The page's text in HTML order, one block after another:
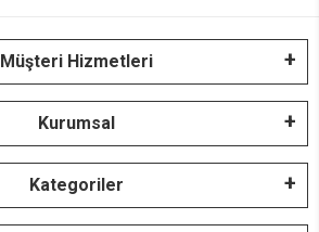
Müşteri Hizmetleri
Kurumsal
Kategoriler